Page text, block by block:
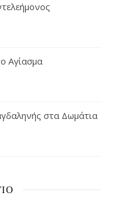
Αγίασμα
στα Δωμάτια